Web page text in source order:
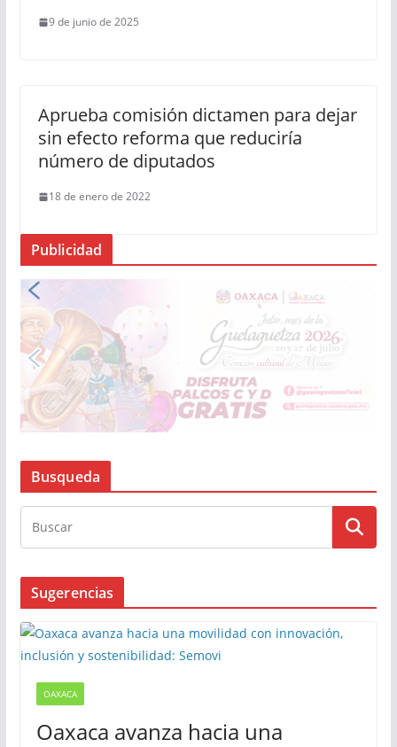
9 de junio de 2025
Aprueba comisión dictamen para dejar
sin efecto reforma que reduciría
número de diputados
18 de enero de 2022
Publicidad
Busqueda
Sugerencias
OAXACA
Oaxaca avanza hacia una